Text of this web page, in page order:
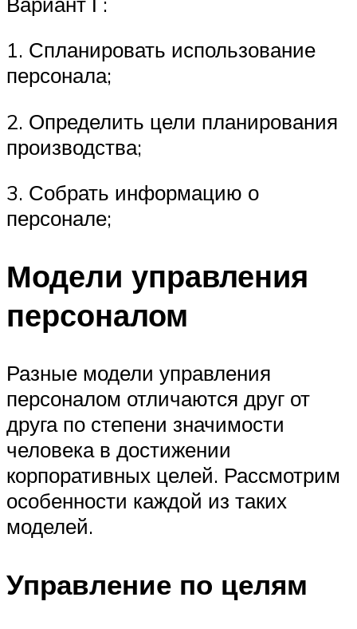
1. Спланировать использование
персонала;
2. Определить цели планирования
производства;
3. Собрать информацию о
персонале;
Модели управления
персоналом
Разные модели управления
персоналом отличаются друг от
друга по степени значимости
человека в достижении
корпоративных целей. Рассмотрим
особенности каждой из таких
моделей.
Управление по целям